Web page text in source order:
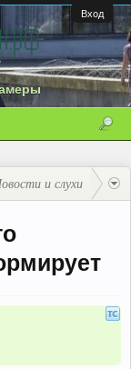
Вход
и слухи